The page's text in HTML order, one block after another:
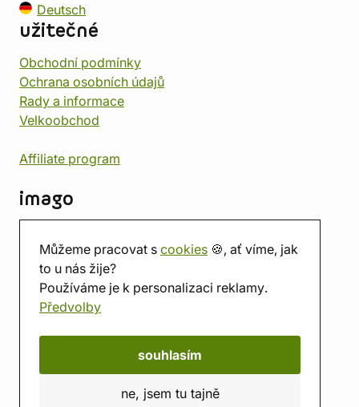
Můžeme pracovat s cookies 🍪, ať víme, jak
to u nás žije?
Používáme je k personalizaci reklamy.
Předvolby
souhlasím
ne, jsem tu tajně
Deutsch
užitečné
Obchodní podmínky
Ochrana osobních údajů
Rady a informace
Velkoobchod
Affiliate program
imago
Prodejna
Herna
O nás
Hodnocení obchodu